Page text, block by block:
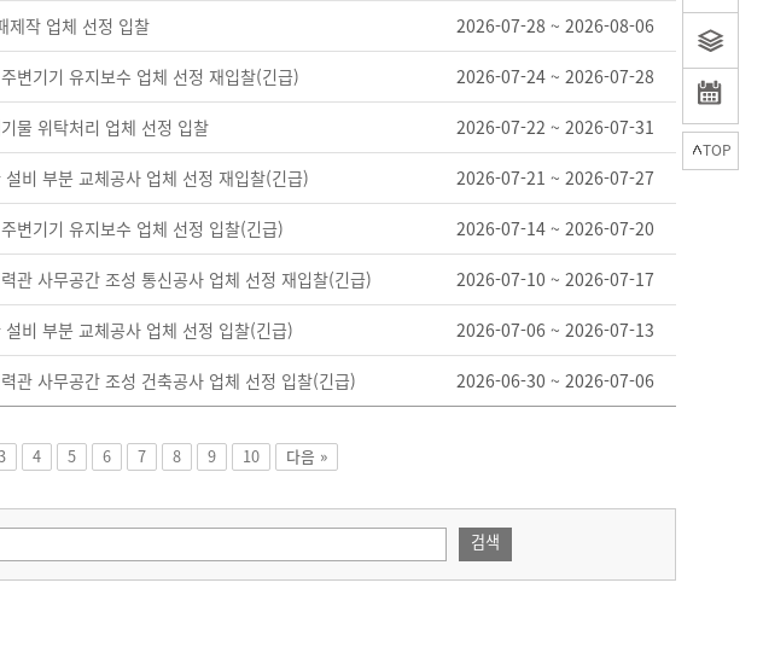
제작 업체 선정 입찰
2026-07-28 ~ 2026-08-06
변기기 유지보수 업체 선정 재입찰(긴급)
2026-07-24 ~ 2026-07-28
물 위탁처리 업체 선정 입찰
2026-07-22 ~ 2026-07-31
비 부분 교체공사 업체 선정 재입찰(긴급)
2026-07-21 ~ 2026-07-27
변기기 유지보수 업체 선정 입찰(긴급)
2026-07-14 ~ 2026-07-20
관 사무공간 조성 통신공사 업체 선정 재입찰(긴급)
2026-07-10 ~ 2026-07-17
비 부분 교체공사 업체 선정 입찰(긴급)
2026-07-06 ~ 2026-07-13
관 사무공간 조성 건축공사 업체 선정 입찰(긴급) 2026-06-30 ~ 2026-07-06
4 5 6 7 8 9 10 다음 »
검색
TOP